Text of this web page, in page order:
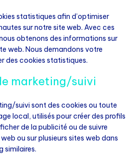
statistiques afin d’optimiser
sur notre site web. Avec ces
obtenons des informations sur
web. Nous demandons votre
des cookies statistiques.
marketing/suivi
suivi sont des cookies ou toute
local, utilisés pour créer des profils
de la publicité ou de suivre
ou sur plusieurs sites web dans
similaires.